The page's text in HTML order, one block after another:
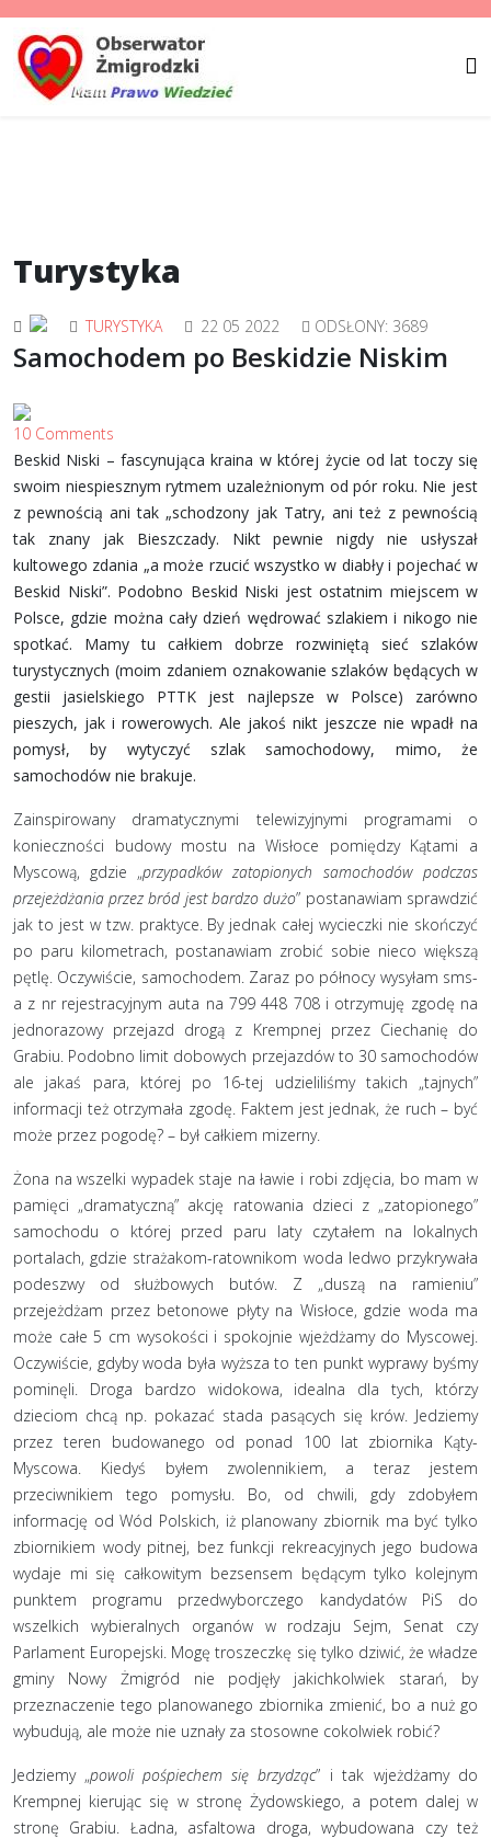
Turystyka
TURYSTYKA 22 05 2022 ODSŁONY: 3689
Samochodem po Beskidzie Niskim
10 Comments
Beskid Niski – fascynująca kraina w której życie od lat toczy się
swoim niespiesznym rytmem uzależnionym od pór roku. Nie jest
z pewnością ani tak „schodzony jak Tatry, ani też z pewnością
tak znany jak Bieszczady. Nikt pewnie nigdy nie usłyszał
kultowego zdania „a może rzucić wszystko w diabły i pojechać w
Beskid Niski”. Podobno Beskid Niski jest ostatnim miejscem w
Polsce, gdzie można cały dzień wędrować szlakiem i nikogo nie
spotkać. Mamy tu całkiem dobrze rozwiniętą sieć szlaków
turystycznych (moim zdaniem oznakowanie szlaków będących w
gestii jasielskiego PTTK jest najlepsze w Polsce) zarówno
pieszych, jak i rowerowych. Ale jakoś nikt jeszcze nie wpadł na
pomysł, by wytyczyć szlak samochodowy, mimo, że
samochodów nie brakuje.
Zainspirowany dramatycznymi telewizyjnymi programami o
konieczności budowy mostu na Wisłoce pomiędzy Kątami a
Myscową, gdzie „przypadków zatopionych samochodów podczas
przejeżdżania przez bród jest bardzo dużo” postanawiam sprawdzić
jak to jest w tzw. praktyce. By jednak całej wycieczki nie skończyć
po paru kilometrach, postanawiam zrobić sobie nieco większą
pętlę. Oczywiście, samochodem. Zaraz po północy wysyłam sms-
a z nr rejestracyjnym auta na 799 448 708 i otrzymuję zgodę na
jednorazowy przejazd drogą z Krempnej przez Ciechanię do
Grabiu. Podobno limit dobowych przejazdów to 30 samochodów
ale jakaś para, której po 16-tej udzieliliśmy takich „tajnych”
informacji też otrzymała zgodę. Faktem jest jednak, że ruch – być
może przez pogodę? – był całkiem mizerny.
Żona na wszelki wypadek staje na ławie i robi zdjęcia, bo mam w
pamięci „dramatyczną” akcję ratowania dzieci z „zatopionego”
samochodu o której przed paru laty czytałem na lokalnych
portalach, gdzie strażakom-ratownikom woda ledwo przykrywała
podeszwy od służbowych butów. Z „duszą na ramieniu”
przejeżdżam przez betonowe płyty na Wisłoce, gdzie woda ma
może całe 5 cm wysokości i spokojnie wjeżdżamy do Myscowej.
Oczywiście, gdyby woda była wyższa to ten punkt wyprawy byśmy
pominęli. Droga bardzo widokowa, idealna dla tych, którzy
dzieciom chcą np. pokazać stada pasących się krów. Jedziemy
przez teren budowanego od ponad 100 lat zbiornika Kąty-
Myscowa. Kiedyś byłem zwolennikiem, a teraz jestem
przeciwnikiem tego pomysłu. Bo, od chwili, gdy zdobyłem
informację od Wód Polskich, iż planowany zbiornik ma być tylko
zbiornikiem wody pitnej, bez funkcji rekreacyjnych jego budowa
wydaje mi się całkowitym bezsensem będącym tylko kolejnym
punktem programu przedwyborczego kandydatów PiS do
wszelkich wybieralnych organów w rodzaju Sejm, Senat czy
Parlament Europejski. Mogę troszeczkę się tylko dziwić, że władze
gminy Nowy Żmigród nie podjęły jakichkolwiek starań, by
przeznaczenie tego planowanego zbiornika zmienić, bo a nuż go
wybudują, ale może nie uznały za stosowne cokolwiek robić?
Jedziemy „powoli pośpiechem się brzydząc” i tak wjeżdżamy do
Krempnej kierując się w stronę Żydowskiego, a potem dalej w
stronę Grabiu. Ładna, asfaltowa droga, wybudowana czy też